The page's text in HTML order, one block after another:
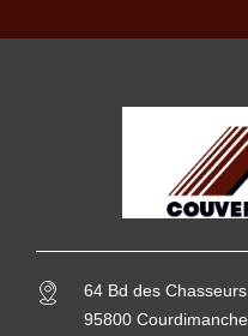
64 Bd des Chasseurs
95800 Courdimanche